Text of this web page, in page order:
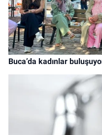
Buca’da kadınlar